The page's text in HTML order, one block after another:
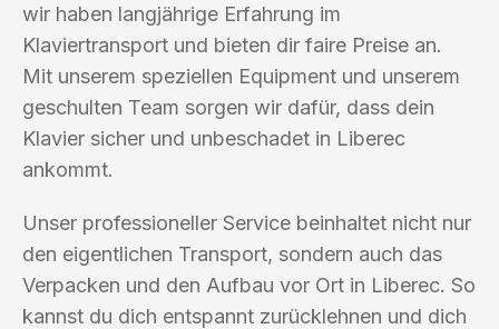
wir haben langjährige Erfahrung im
Klaviertransport und bieten dir faire Preise an.
Mit unserem speziellen Equipment und unserem
geschulten Team sorgen wir dafür, dass dein
Klavier sicher und unbeschadet in Liberec
ankommt.
Unser professioneller Service beinhaltet nicht nur
den eigentlichen Transport, sondern auch das
Verpacken und den Aufbau vor Ort in Liberec. So
kannst du dich entspannt zurücklehnen und dich